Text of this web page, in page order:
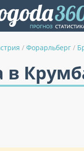
/ Форарльберг /
в